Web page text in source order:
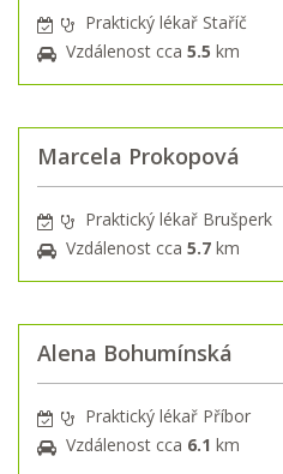
Praktický lékař Staříč
Vzdálenost cca 5.5 km
Marcela Prokopová
Praktický lékař Brušperk
Vzdálenost cca 5.7 km
Alena Bohumínská
Praktický lékař Příbor
Vzdálenost cca 6.1 km